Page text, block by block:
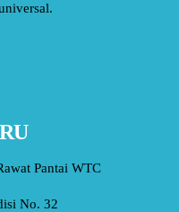
Pantai WTC
No. 32